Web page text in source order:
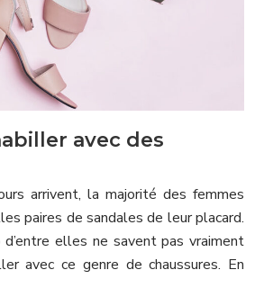
avec des
arrivent, la majorité des femmes
paires de sandales de leur placard.
d’entre elles ne savent pas vraiment
avec ce genre de chaussures. En